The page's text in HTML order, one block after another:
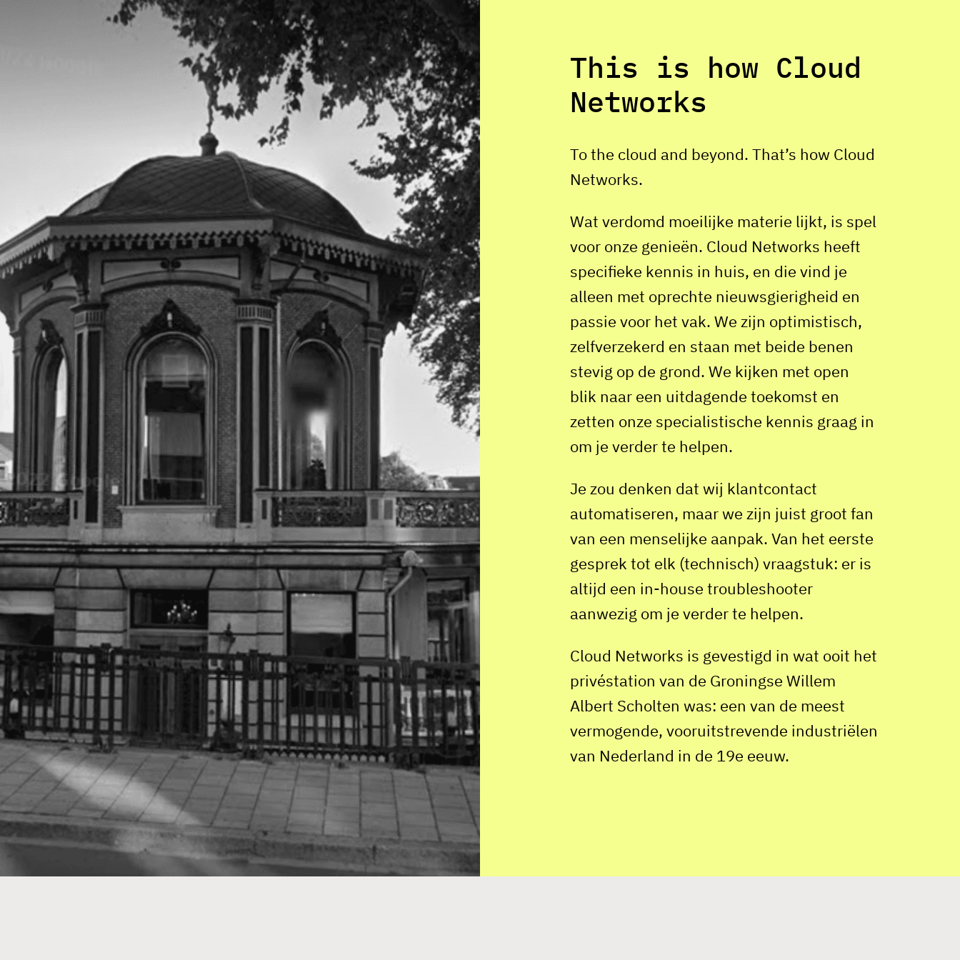
This is how Cloud
Networks
To the cloud and beyond. That’s how Cloud
Networks.
Wat verdomd moeilijke materie lijkt, is spel
voor onze genieën. Cloud Networks heeft
specifieke kennis in huis, en die vind je
alleen met oprechte nieuwsgierigheid en
passie voor het vak. We zijn optimistisch,
zelfverzekerd en staan met beide benen
stevig op de grond. We kijken met open
blik naar een uitdagende toekomst en
zetten onze specialistische kennis graag in
om je verder te helpen.
Je zou denken dat wij klantcontact
automatiseren, maar we zijn juist groot fan
van een menselijke aanpak. Van het eerste
gesprek tot elk (technisch) vraagstuk: er is
altijd een in-house troubleshooter
aanwezig om je verder te helpen.
Cloud Networks is gevestigd in wat ooit het
privéstation van de Groningse Willem
Albert Scholten was: een van de meest
vermogende, vooruitstrevende industriëlen
van Nederland in de 19e eeuw.